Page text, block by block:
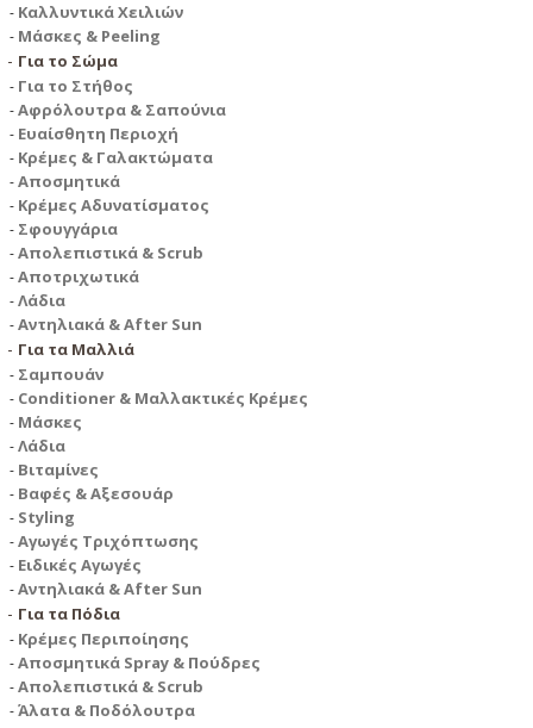
Καλλυντικά Χειλιών
Μάσκες & Peeling
Για το Σώμα
Για το Στήθος
Αφρόλουτρα & Σαπούνια
Ευαίσθητη Περιοχή
Κρέμες & Γαλακτώματα
Αποσμητικά
Κρέμες Αδυνατίσματος
Σφουγγάρια
Απολεπιστικά & Scrub
Αποτριχωτικά
Λάδια
Αντηλιακά & After Sun
Για τα Μαλλιά
Σαμπουάν
Conditioner & Μαλλακτικές Κρέμες
Μάσκες
Λάδια
Βιταμίνες
Βαφές & Αξεσουάρ
Styling
Αγωγές Τριχόπτωσης
Ειδικές Αγωγές
Αντηλιακά & After Sun
Για τα Πόδια
Κρέμες Περιποίησης
Αποσμητικά Spray & Πούδρες
Απολεπιστικά & Scrub
Άλατα & Ποδόλουτρα